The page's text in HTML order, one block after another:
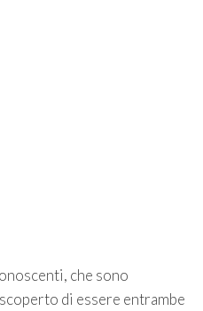
che sono
di essere entrambe